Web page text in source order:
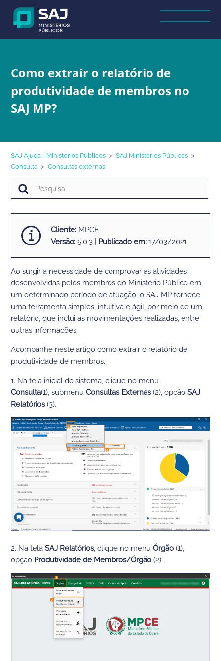
Como extrair o relatório de
produtividade de membros no
SAJ MP?
SAJ Ajuda - Ministérios Públicos
SAJ Ministérios Públicos
Consulta
Consultas externas
Cliente: MPCE
Versão: 5.0.3 | Publicado em: 17/03/2021
Ao surgir a necessidade decomprovar as atividades
desenvolvidas pelos membros do Ministério Público em
um determinado período de atuação, o SAJ MP fornece
uma ferramenta simples, intuitiva e ágil, por meio de um
relatório, que inclui as movimentações realizadas, entre
outras informações.
Acompanhe neste artigo como extrair o relatório de
produtividade de membros.
1. Na tela inicial do sistema, clique no menu
Consulta(1),submenu Consultas Externas(2), opçãoSAJ
Relatórios(3).
2. Na telaSAJ Relatórios, clique no menuÓrgão (1),
opção Produtividade de Membros/Órgão (2).